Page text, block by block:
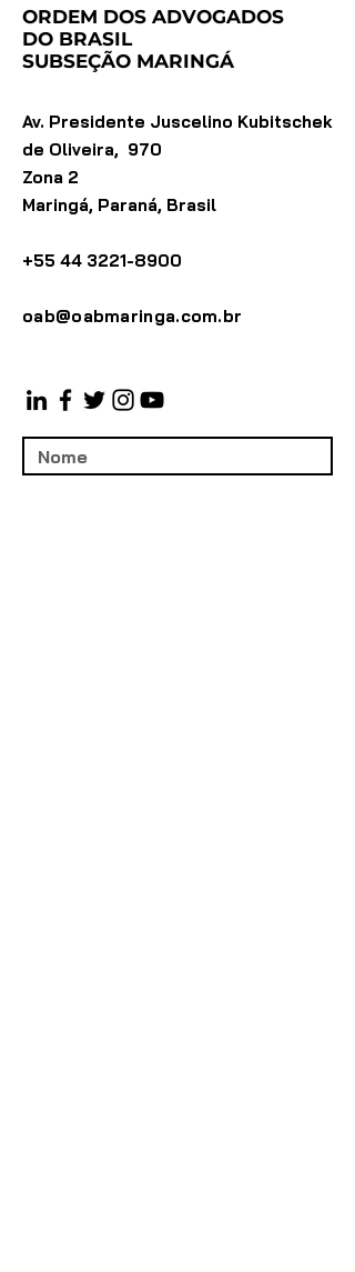
ORDEM DOS ADVOGADOS
DO BRASIL
SUBSEÇÃO MARINGÁ
Av. Presidente Juscelino Kubitschek
de Oliveira, 970
Zona 2
Maringá, Paraná, Brasil
+55 44 3221-8900
oab@oabmaringa.com.br